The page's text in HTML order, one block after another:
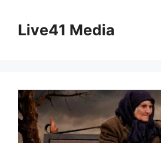
contentLive41 Media